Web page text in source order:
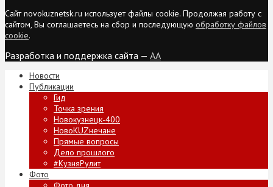
Сайт novokuznetsk.ru использует файлы cookie. Продолжая работу с
сайтом, Вы соглашаетесь на сбор и последующую обработку файлов
cookie.
Разработка и поддержка сайта — AA
Новости
Публикации
Гид
Точка зрения
Новокузнецк-400
НовоKUZнечане
Прямые вопросы
Дело прошлого
#КузняРулит
Фото